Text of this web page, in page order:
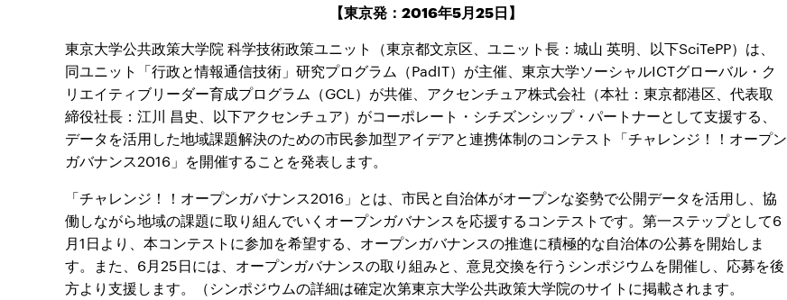
【東京発：2016年5月25日】
東京大学公共政策大学院 科学技術政策ユニット（東京都文京区、ユニット長：城山 英明、以下SciTePP）は、
同ユニット「行政と情報通信技術」研究プログラム（PadIT）が主催、東京大学ソーシャルICTグローバル・ク
リエイティブリーダー育成プログラム（GCL）が共催、アクセンチュア株式会社（本社：東京都港区、代表取
締役社長：江川 昌史、以下アクセンチュア）がコーポレート・シチズンシップ・パートナーとして支援する、
データを活用した地域課題解決のための市民参加型アイデアと連携体制のコンテスト「チャレンジ！！オープン
ガバナンス2016」を開催することを発表します。
「チャレンジ！！オープンガバナンス2016」とは、市民と自治体がオープンな姿勢で公開データを活用し、協
働しながら地域の課題に取り組んでいくオープンガバナンスを応援するコンテストです。第一ステップとして6
月1日より、本コンテストに参加を希望する、オープンガバナンスの推進に積極的な自治体の公募を開始しま
す。また、6月25日には、オープンガバナンスの取り組みと、意見交換を行うシンポジウムを開催し、応募を後
方より支援します。（シンポジウムの詳細は確定次第東京大学公共政策大学院のサイトに掲載されます。